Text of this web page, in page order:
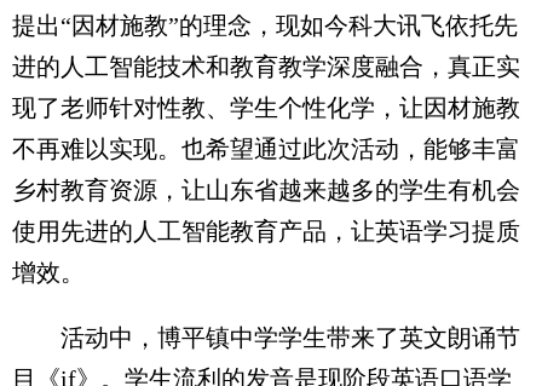
提出“因材施教”的理念，现如今科大讯飞依托先
进的人工智能技术和教育教学深度融合，真正实
现了老师针对性教、学生个性化学，让因材施教
不再难以实现。也希望通过此次活动，能够丰富
乡村教育资源，让山东省越来越多的学生有机会
使用先进的人工智能教育产品，让英语学习提质
增效。
活动中，博平镇中学学生带来了英文朗诵节
目《if》。学生流利的发音是现阶段英语口语学